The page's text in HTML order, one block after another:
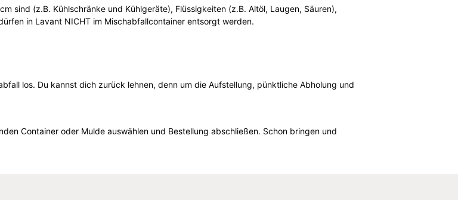
sind (z.B. Kühlschränke und Kühlgeräte), Flüssigkeiten (z.B. Altöl, Laugen, Säuren),
in Lavant NICHT im Mischabfallcontainer entsorgt werden.
los. Du kannst dich zurück lehnen, denn um die Aufstellung, pünktliche Abholung und
Container oder Mulde auswählen und Bestellung abschließen. Schon bringen und